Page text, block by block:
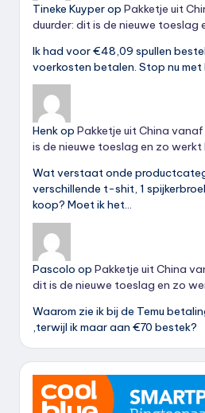
Tineke Kuyperop Pakketje uit
duurder: dit is de nieuwe toeslag
Ik had voor €48,09 spullen
voerkosten betalen. Stop nu met
Henkop Pakketje uit China
is de nieuwe toeslag en zo werkt
Wat verstaat onde
verschillende t-shit, 1
koop? Moet ik het…
Pascolo op Pakketje uit China
dit is de nieuwe toeslag en zo
Waarom zie ik bij de Temu
,terwijl ik maar aan €70 bestek?